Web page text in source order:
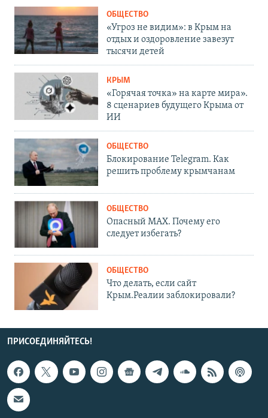
ОБЩЕСТВО
«Угроз не видим»: в Крым на
отдых и оздоровление завезут
тысячи детей
КРЫМ
«Горячая точка» на карте мира».
8 сценариев будущего Крыма от
ИИ
ОБЩЕСТВО
Блокирование Telegram. Как
решить проблему крымчанам
ОБЩЕСТВО
Опасный MAX. Почему его
следует избегать?
ОБЩЕСТВО
Что делать, если сайт
Крым.Реалии заблокировали?
ПРИСОЕДИНЯЙТЕСЬ!